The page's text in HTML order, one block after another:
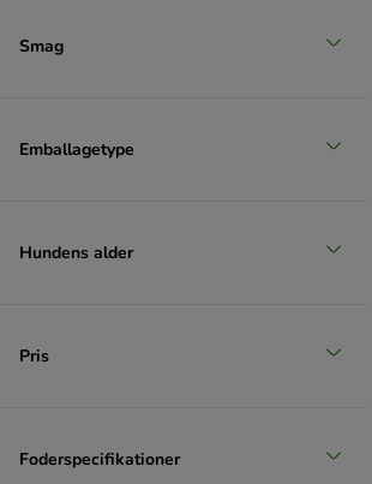
Smag
Emballagetype
Hundens alder
Pris
Foderspecifikationer